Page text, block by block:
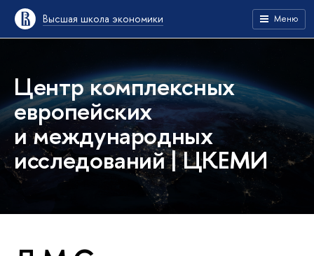
Высшая школа экономики Меню
Центр комплексных
европейских
и международных
исследований | ЦКЕМИ